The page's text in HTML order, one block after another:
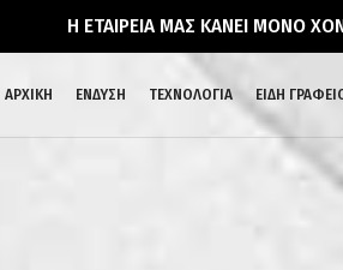
Η ΕΤΑΙΡΕΙΑ ΜΑΣ ΚΑΝΕΙ ΜΟΝΟ
ΑΡΧΙΚΗ ΕΝΔΥΣΗ ΤΕΧΝΟΛΟΓΙΑ ΕΙΔΗ